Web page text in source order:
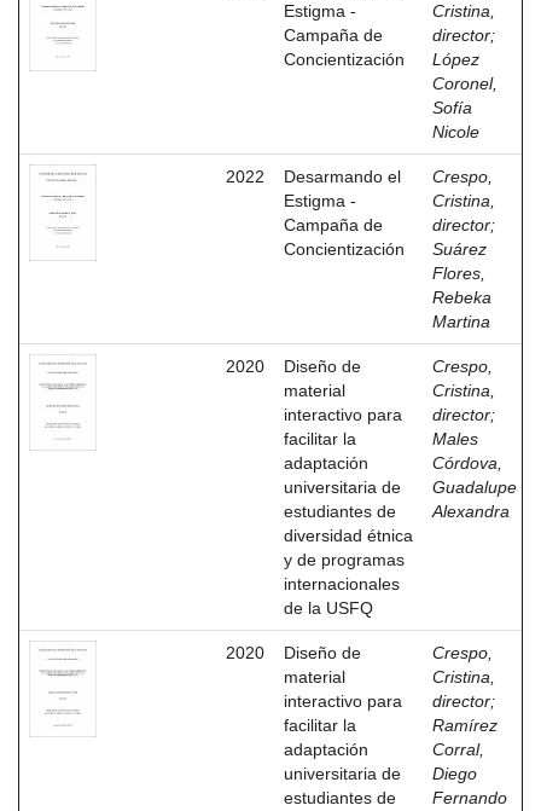
Estigma -
Campaña de
Concientización
Cristina,
director;
López
Coronel,
Sofía
Nicole
2022
Desarmando el
Estigma -
Campaña de
Concientización
Crespo,
Cristina,
director;
Suárez
Flores,
Rebeka
Martina
2020
Diseño de
material
interactivo para
facilitar la
adaptación
universitaria de
estudiantes de
diversidad étnica
y de programas
internacionales
de la USFQ
Crespo,
Cristina,
director;
Males
Córdova,
Guadalupe
Alexandra
2020
Diseño de
material
interactivo para
facilitar la
adaptación
universitaria de
estudiantes de
Crespo,
Cristina,
director;
Ramírez
Corral,
Diego
Fernando